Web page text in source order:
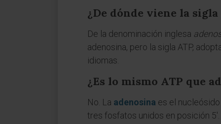
¿De dónde viene la sigla
De la denominación inglesa
adenosina, pero la sigla ATP,
idiomas.
¿Es lo mismo ATP que
No. La adenosina es el
tres fosfatos unidos en posición